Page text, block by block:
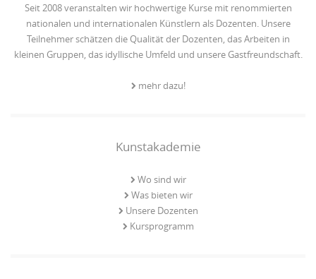
Seit 2008 veranstalten wir hochwertige Kurse mit renommierten
nationalen und internationalen Künstlern als Dozenten. Unsere
Teilnehmer schätzen die Qualität der Dozenten, das Arbeiten in
kleinen Gruppen, das idyllische Umfeld und unsere Gastfreundschaft.
mehr dazu!
Kunstakademie
Wo sind wir
Was bieten wir
Unsere Dozenten
Kursprogramm